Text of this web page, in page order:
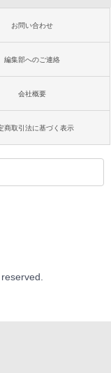
お問い合わせ
編集部へのご連絡
会社概要
商取引法に基づく表示